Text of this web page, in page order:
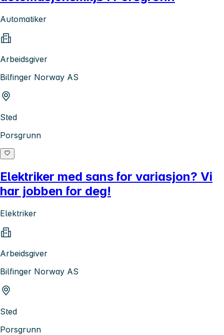
Automatiker
Arbeidsgiver
Bilfinger Norway AS
Sted
Porsgrunn
Elektriker med sans for variasjon? Vi
har jobben for deg!
Elektriker
Arbeidsgiver
Bilfinger Norway AS
Sted
Porsgrunn